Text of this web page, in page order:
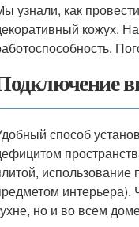
узнали, как
кожух.
способ
интерьера).
но и во всем